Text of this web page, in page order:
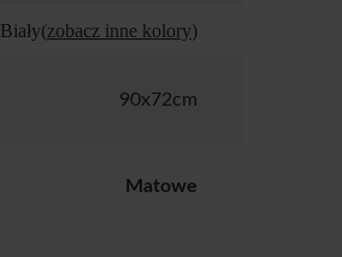
Biały(zobacz inne kolory)
90x72cm
Matowe